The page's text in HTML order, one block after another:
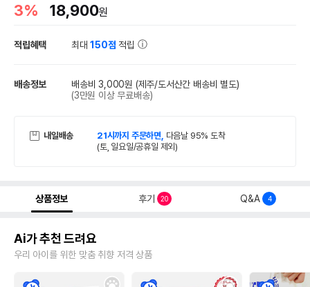
3% 18,900원
적립혜택 최대150점 적립
배송정보 배송비 3,000원 (제주/도서산간 배송비 별도)
(3만원 이상 무료배송)
내일배송 21시까지 주문하면, 다음날 95% 도착
(토, 일요일/공휴일 제외)
상품정보 후기 20 Q&A 4
Ai가 추천 드려요
우리 아이를 위한 맞춤 취향 저격 상품